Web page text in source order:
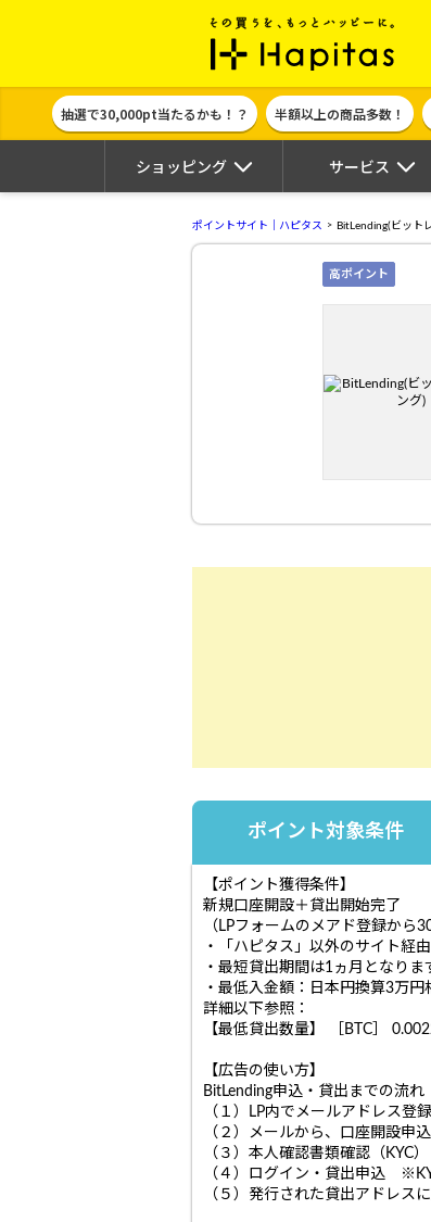
ポイ
抽選で30,000pt当たるかも！？ 半額以上の商品多数！
ショッピング サービス
ポイントサイト｜ハピタス BitLending(ビット
高ポイント
ポイント対象条件
【ポイント獲得条件】
新規口座開設＋貸出開始完了
（LPフォームのメアド登録から
・「ハピタス」以外のサイト経
・最短貸出期間は1ヵ月となりま
・最低入金額：日本円換算3万円
詳細以下参照：
【最低貸出数量】 ［BTC］
【広告の使い方】
BitLending申込・貸出までの流れ
（１）LP内でメールアドレス登録
（２）メールから、口座開設申込
（３）本人確認書類確認（KYC
（４）ログイン・貸出申込
（５）発行された貸出アドレス